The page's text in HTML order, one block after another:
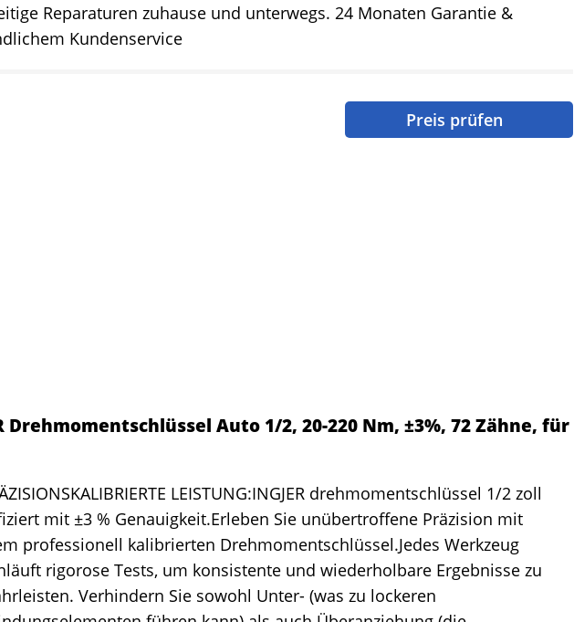
Reparaturen zuhause und unterwegs. 24 Monaten Garantie &
Kundenservice
Preis prüfen
Drehmomentschlüssel Auto 1/2, 20-220 Nm, ±3%, 72 Zähne, für
LEISTUNG:INGJER drehmomentschlüssel 1/2 zoll
mit ±3 % Genauigkeit.Erleben Sie unübertroffene Präzision mit
professionell kalibrierten Drehmomentschlüssel.Jedes Werkzeug
rigorose Tests, um konsistente und wiederholbare Ergebnisse zu
Verhindern Sie sowohl Unter- (was zu lockeren